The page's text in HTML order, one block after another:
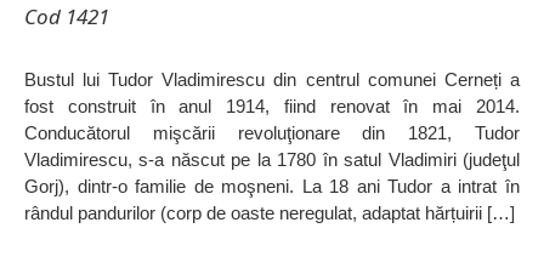
Cod 1421
Bustul lui Tudor Vladimirescu din centrul comunei Cerneți a
fost construit în anul 1914, fiind renovat în mai 2014.
Conducătorul mişcării revoluţionare din 1821, Tudor
Vladimirescu, s-a născut pe la 1780 în satul Vladimiri (judeţul
Gorj), dintr-o familie de moşneni. La 18 ani Tudor a intrat în
rândul pandurilor (corp de oaste neregulat, adaptat hărțuirii […]